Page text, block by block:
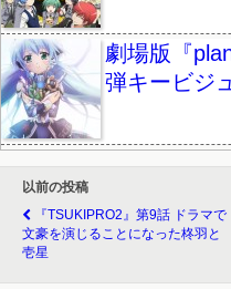
劇場版『
弾キービジ
以前の投稿
『TSUKIPRO2』第9話 ドラマで
文豪を演じることになった柊羽と
壱星